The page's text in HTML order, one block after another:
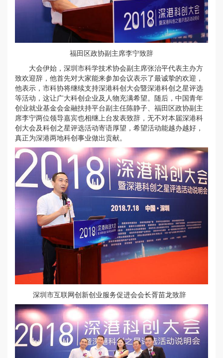
福田区政协副主席李宁致辞
大会伊始，深圳市科学技术协会副主席张治平代表主办方
致欢迎辞，他首先对大家能来参加会议表示了最诚挚的欢迎，
他表示，市科协将继续支持深港科创大会暨深港科创之星评选
等活动，这让广大科创企业及人物充满希望。随后，中国青年
创业就业基金会金融扶持平台副主任陈静子、福田区政协副主
席李宁两位领导嘉宾也相继上台发表致辞，无不对本届深港科
创大会及科创之星评选活动寄语厚望，希望活动能越办越好，
真正为深港两地科创事业做出贡献。
深圳市互联网创新创业服务促进会会长胥苗龙致辞